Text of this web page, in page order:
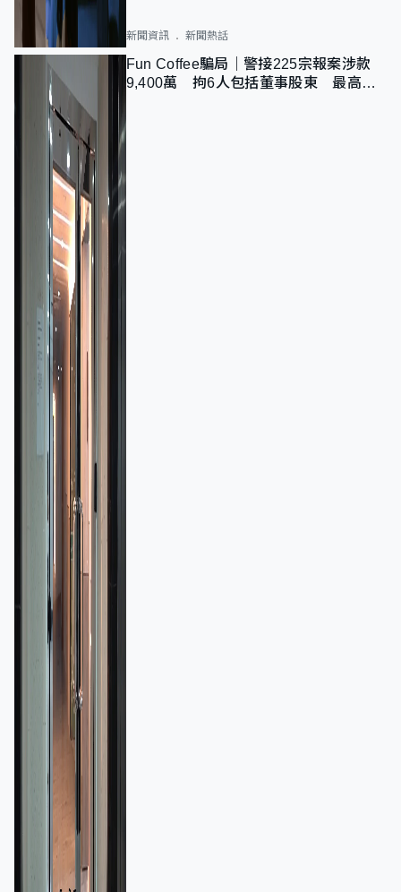
新聞資訊 新聞熱話
Fun Coffee騙局｜警接225宗報案涉款
9,400萬 拘6人包括董事股東 最高金